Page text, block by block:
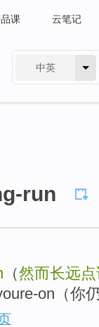
课 云笔记
中英
run
（然而长远
on（你